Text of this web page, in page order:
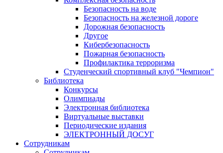
Безопасность на воде
Безопасность на железной дороге
Дорожная безопасность
Другое
Кибербезопасность
Пожарная безопасность
Профилактика терроризма
Студенческий спортивный клуб "Чемпион"
Библиотека
Конкурсы
Олимпиады
Электронная библиотека
Виртуальные выставки
Периодические издания
ЭЛЕКТРОННЫЙ ДОСУГ
Сотрудникам